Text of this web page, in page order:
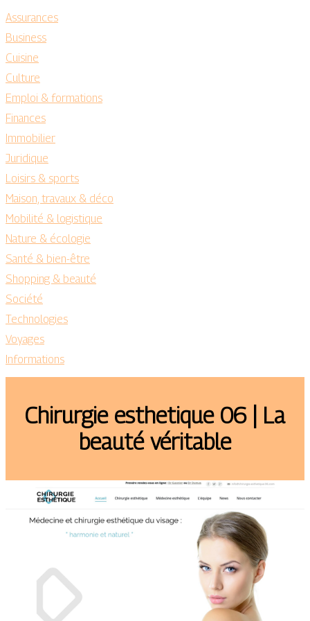
Assurances
Business
Cuisine
Culture
Emploi & formations
Finances
Immobilier
Juridique
Loisirs & sports
Maison, travaux & déco
Mobilité & logistique
Nature & écologie
Santé & bien-être
Shopping & beauté
Société
Technologies
Voyages
Informations
Chirurgie esthetique 06 | La
beauté véritable